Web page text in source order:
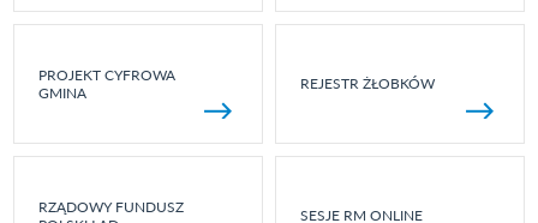
PROJEKT CYFROWA
GMINA
REJESTR ŻŁOBKÓW
RZĄDOWY FUNDUSZ
SESJE RM ONLINE